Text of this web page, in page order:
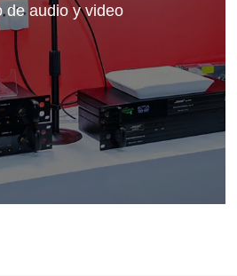
de audio y video